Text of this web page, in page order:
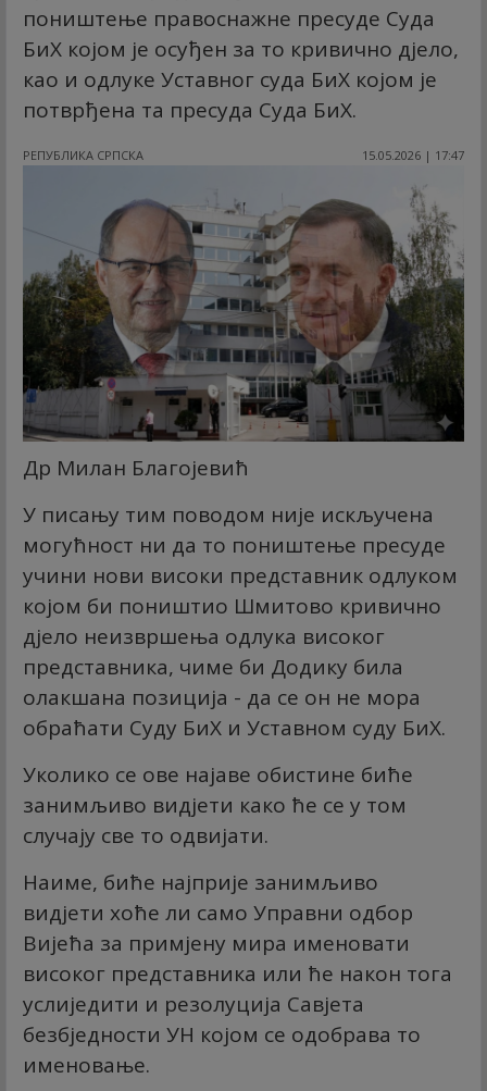
поништење правоснажне пресуде Суда
БиХ којом је осуђен за то кривично дјело,
као и одлуке Уставног суда БиХ којом је
потврђена та пресуда Суда БиХ.
РЕПУБЛИКА СРПСКА 15.05.2026 | 17:47
Др Милан Благојевић
У писању тим поводом није искључена
могућност ни да то поништење пресуде
учини нови високи представник одлуком
којом би поништио Шмитово кривично
дјело неизвршења одлука високог
представника, чиме би Додику била
олакшана позиција - да се он не мора
обраћати Суду БиХ и Уставном суду БиХ.
Уколико се ове најаве обистине биће
занимљиво видјети како ће се у том
случају све то одвијати.
Наиме, биће најприје занимљиво
видјети хоће ли само Управни одбор
Вијећа за примјену мира именовати
високог представника или ће након тога
услиједити и резолуција Савјета
безбједности УН којом се одобрава то
именовање.